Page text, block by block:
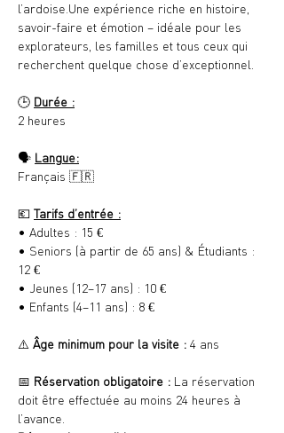
l’ardoise.Une expérience riche en histoire,
savoir-faire et émotion – idéale pour les
explorateurs, les familles et tous ceux qui
recherchent quelque chose d’exceptionnel.
🕒 Durée :
2 heures
🗣️ Langue:
Français 🇫🇷
💶 Tarifs d’entrée :
• Adultes : 15 €
• Seniors (à partir de 65 ans) & Étudiants :
12 €
• Jeunes (12–17 ans) : 10 €
• Enfants (4–11 ans) : 8 €
⚠️ Âge minimum pour la visite : 4 ans
📅 Réservation obligatoire : La réservation
doit être effectuée au moins 24 heures à
l’avance.